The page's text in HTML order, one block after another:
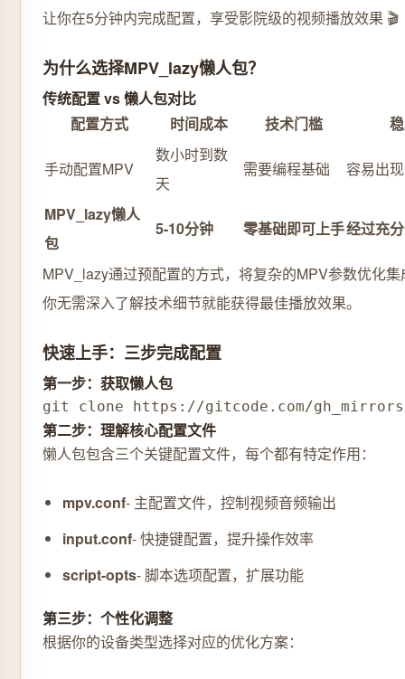
让你在5分钟内完成配置，享受影院级的视频播放效果 🎬
为什么选择MPV_lazy懒人包？
传统配置 vs 懒人包对比
配置方式
时间成本 技术门槛
手动配置MPV
数小时到数
天
需要编程基础 容易出
MPV_lazy懒人
包
5-10分钟 零基础即可上手经过充
MPV_lazy通过预配置的方式，将复杂的MPV参数优化
你无需深入了解技术细节就能获得最佳播放效果。
快速上手：三步完成配置
第一步：获取懒人包
git clone https://gitcode.com/gh_mirrors/
第二步：理解核心配置文件
懒人包包含三个关键配置文件，每个都有特定作用：
mpv.conf- 主配置文件，控制视频音频输出
input.conf- 快捷键配置，提升操作效率
script-opts- 脚本选项配置，扩展功能
第三步：个性化调整
根据你的设备类型选择对应的优化方案：